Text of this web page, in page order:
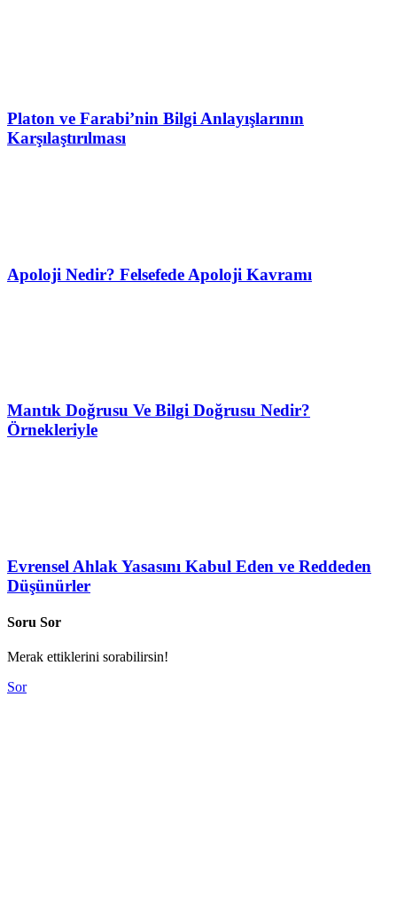
Platon ve Farabi’nin Bilgi Anlayışlarının
Karşılaştırılması
Apoloji Nedir? Felsefede Apoloji Kavramı
Mantık Doğrusu Ve Bilgi Doğrusu Nedir?
Örnekleriyle
Evrensel Ahlak Yasasını Kabul Eden ve Reddeden
Düşünürler
Soru Sor
Merak ettiklerini sorabilirsin!
Sor